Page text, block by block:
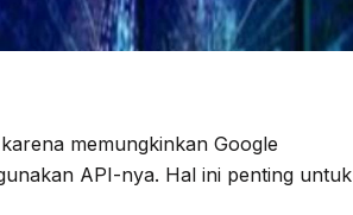
memungkinkan Google
API-nya. Hal ini penting untuk